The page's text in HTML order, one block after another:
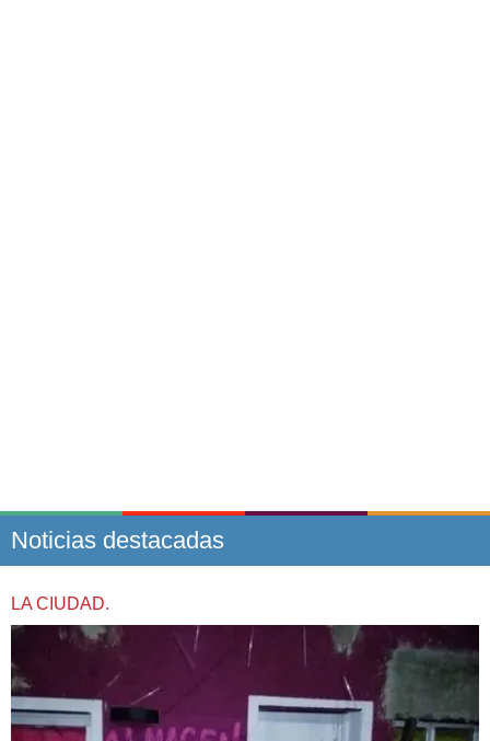
Noticias destacadas
LA CIUDAD.